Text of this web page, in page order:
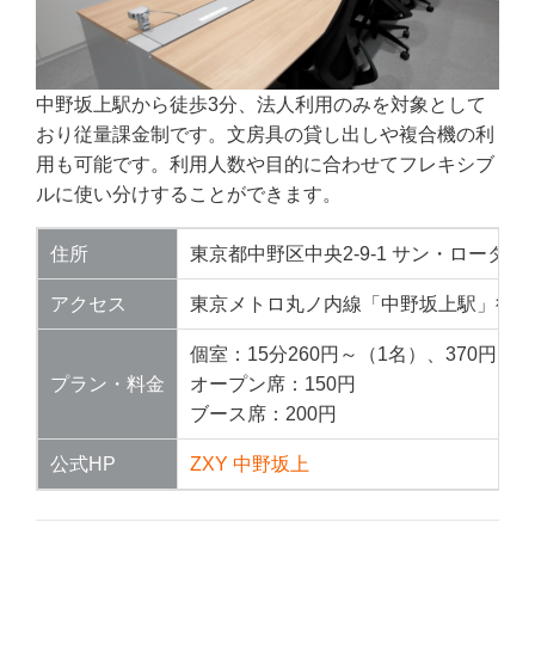
中野坂上駅から徒歩3分、法人利用のみを対象として
おり従量課金制です。文房具の貸し出しや複合機の利
用も可能です。利用人数や目的に合わせてフレキシブ
ルに使い分けすることができます。
住所 東京都中野区中央2-9-1 サン・ロータス
アクセス 東京メトロ丸ノ内線「中野坂上駅」徒
プラン・料金
個室：15分260円～（1名）、370円(２
オープン席：150円
ブース席：200円
公式HP ZXY 中野坂上